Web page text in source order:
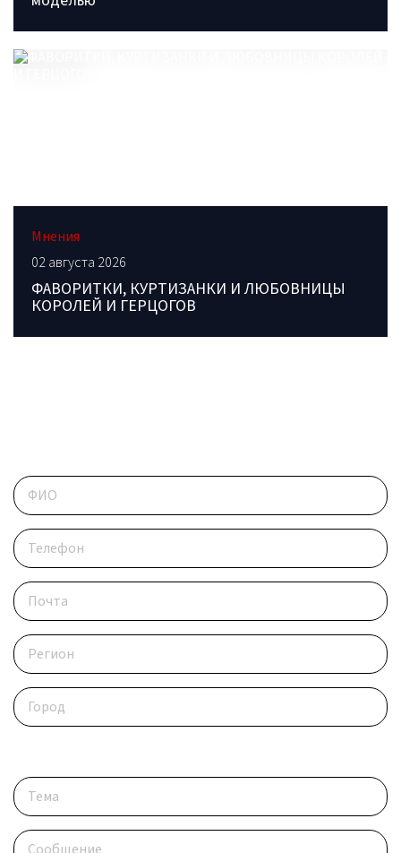
Мнения
02 августа 2026
ФАВОРИТКИ, КУРТИЗАНКИ И ЛЮБОВНИЦЫ
КОРОЛЕЙ И ГЕРЦОГОВ